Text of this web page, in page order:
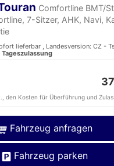
Comfortline BMT/
7-Sitzer, AHK, Navi,
lieferbar , Landesversion: CZ -
den Kosten für Überführung und
Fahrzeug anfragen
Fahrzeug parken